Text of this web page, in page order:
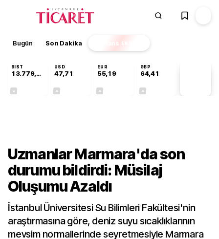
Bugün Son Dakika Finans EKSTRA
BIST
13.779,39
USD
47,71
EUR
55,19
GBP
64,41
Uzmanlar Marmara'da son
durumu bildirdi: Müsilaj
Oluşumu Azaldı
İstanbul Üniversitesi Su Bilimleri Fakültesi'nin
araştırmasına göre, deniz suyu sıcaklıklarının
mevsim normallerinde seyretmesiyle Marmara